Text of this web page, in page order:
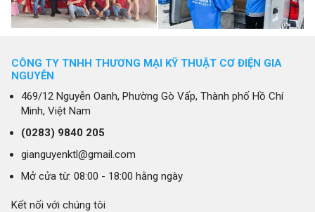
CÔNG TY TNHH THƯƠNG MẠI KỸ THUẬT CƠ ĐIỆN GIA
NGUYỄN
469/12 Nguyễn Oanh, Phường Gò Vấp, Thành phố Hồ Chí
Minh, Việt Nam
(0283) 9840 205
gianguyenktl@gmail.com
Mở cửa từ: 08:00 - 18:00 hằng ngày
Kết nối với chúng tôi